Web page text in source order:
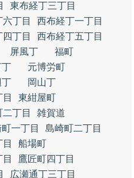
東布経丁三丁目
丁目
西布経丁一丁目
丁目
西布経丁五丁目
屏風丁
福町
丁
元博労町
丁
岡山丁
東紺屋町
丁目
雑賀道
一丁目
島崎町二丁目
船場町
鷹匠町四丁目
広瀬通丁三丁目